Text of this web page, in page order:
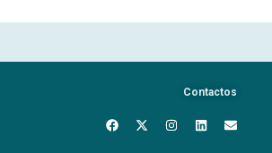
Contactos